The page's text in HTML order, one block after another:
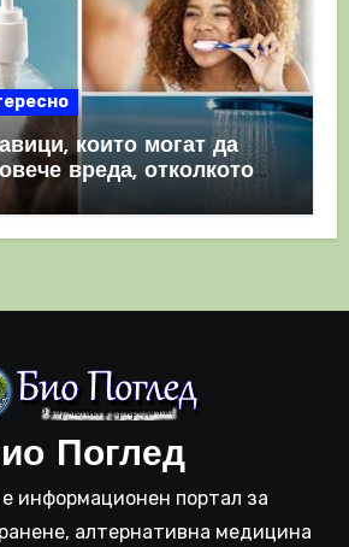
които могат да
вреда, отколкото
Поглед
информационен портал за
алтернативна медицина